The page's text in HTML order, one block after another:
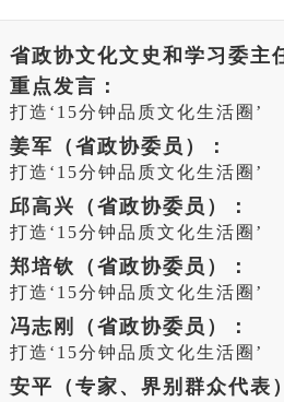
省政协文化文史和学习委主
重点发言：
打造‘15分钟品质文化生活圈’
姜军（省政协委员）：
打造‘15分钟品质文化生活圈’
邱高兴（省政协委员）：
打造‘15分钟品质文化生活圈’
郑培钦（省政协委员）：
打造‘15分钟品质文化生活圈’
冯志刚（省政协委员）：
打造‘15分钟品质文化生活圈’
安平（专家、界别群众代表